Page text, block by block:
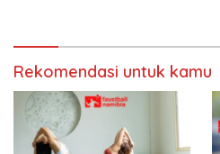
Rekomendasi untuk kamu